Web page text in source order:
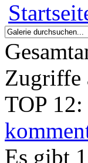
Zugriffe
TOP 12:
Es gibt